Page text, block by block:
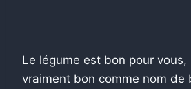
Le légume est bon pour vous,
vraiment bon comme nom de